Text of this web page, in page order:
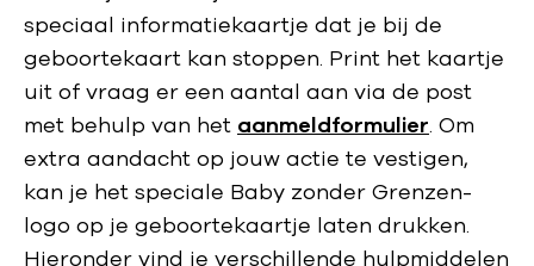
speciaal informatiekaartje dat je bij de
geboortekaart kan stoppen. Print het kaartje
uit of vraag er een aantal aan via de post
met behulp van het aanmeldformulier. Om
extra aandacht op jouw actie te vestigen,
kan je het speciale Baby zonder Grenzen-
logo op je geboortekaartje laten drukken.
Hieronder vind je verschillende hulpmiddelen